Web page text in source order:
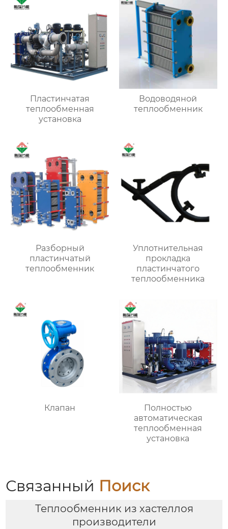
Пластинчатая
теплообменная
установка
Водоводяной
теплообменник
Разборный
пластинчатый
теплообменник
Уплотнительная
прокладка
пластинчатого
теплообменника
Клапан
Полностью
автоматическая
теплообменная
установка
Связанный Поиск
Теплообменник из хастеллоя
производители